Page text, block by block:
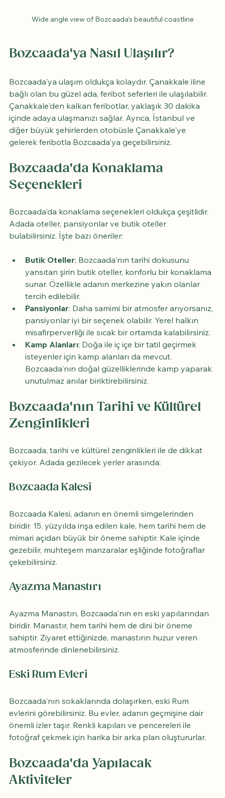
Wide angle view of Bozcaada's beautiful coastline
Bozcaada'ya Nasıl Ulaşılır?
Bozcaada'ya ulaşım oldukça kolaydır. Çanakkale iline
bağlı olan bu güzel ada, feribot seferleri ile ulaşılabilir.
Çanakkale'den kalkan feribotlar, yaklaşık 30 dakika
içinde adaya ulaşmanızı sağlar. Ayrıca, İstanbul ve
diğer büyük şehirlerden otobüsle Çanakkale'ye
gelerek feribotla Bozcaada'ya geçebilirsiniz.
Bozcaada'da Konaklama
Seçenekleri
Bozcaada'da konaklama seçenekleri oldukça çeşitlidir.
Adada oteller, pansiyonlar ve butik oteller
bulabilirsiniz. İşte bazı öneriler:
Butik Oteller: Bozcaada'nın tarihi dokusunu
yansıtan şirin butik oteller, konforlu bir konaklama
sunar. Özellikle adanın merkezine yakın olanlar
tercih edilebilir.
Pansiyonlar: Daha samimi bir atmosfer arıyorsanız,
pansiyonlar iyi bir seçenek olabilir. Yerel halkın
misafirperverliği ile sıcak bir ortamda kalabilirsiniz.
Kamp Alanları: Doğa ile iç içe bir tatil geçirmek
isteyenler için kamp alanları da mevcut.
Bozcaada'nın doğal güzelliklerinde kamp yaparak
unutulmaz anılar biriktirebilirsiniz.
Bozcaada'nın Tarihi ve Kültürel
Zenginlikleri
Bozcaada, tarihi ve kültürel zenginlikleri ile de dikkat
çekiyor. Adada gezilecek yerler arasında:
Bozcaada Kalesi
Bozcaada Kalesi, adanın en önemli simgelerinden
biridir. 15. yüzyılda inşa edilen kale, hem tarihi hem de
mimari açıdan büyük bir öneme sahiptir. Kale içinde
gezebilir, muhteşem manzaralar eşliğinde fotoğraflar
çekebilirsiniz.
Ayazma Manastırı
Ayazma Manastırı, Bozcaada'nın en eski yapılarından
biridir. Manastır, hem tarihi hem de dini bir öneme
sahiptir. Ziyaret ettiğinizde, manastırın huzur veren
atmosferinde dinlenebilirsiniz.
Eski Rum Evleri
Bozcaada'nın sokaklarında dolaşırken, eski Rum
evlerini görebilirsiniz. Bu evler, adanın geçmişine dair
önemli izler taşır. Renkli kapıları ve pencereleri ile
fotoğraf çekmek için harika bir arka plan oluştururlar.
Bozcaada'da Yapılacak
Aktiviteler